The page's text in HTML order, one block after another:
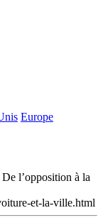
Europe
l’opposition à la
et-la-ville.html